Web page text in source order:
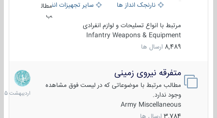
نارنجک انداز ها
سایر تجهیزات انفرادی
مطال
ب
مرتبط با انواع تسلیحات و لوازم انفرادی
Infantry Weapons & Equipment
8,489 ارسال ها
متفرقه نیروی زمینی
مطالب مرتبط با موضوعاتی که در لیست فوق مشاهده
وجود ندارد.
Army Miscellaneous
27
1405